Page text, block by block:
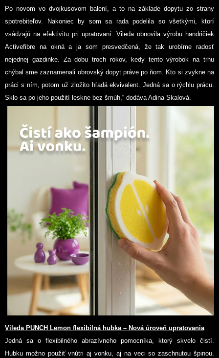
Po novom vo dvojkusovom balení, a to na základe dopytu zo strany
spotrebiteľov. Nakoniec by som sa rada podelila so všetkými, ktorí
vsádzajú na efektivitu pri upratovaní. Vileda obnovila výrobu handričiek
Activefibre na okná a ja som presvedčená, že tak urobíme radosť
nejednej gazdinke. Za dobu troch rokov, kedy tento výrobok na trhu
chýbal sme zaznamenali obrovský dopyt práve po ňom. Kto si zvykne na
práci s ním, potom už zložito hľadá ekvivalent. Jedná sa o rýchlu prácu.
Sklo sa po jeho použití leskne bez šmúh,“ dodáva Adina Skalová.
Vileda PUNCH Lemon flexibilná hubka – Nová úroveň upratovania
Jedná sa o flexibilného abrazívneho pomocníka, ktorý skvelo čistí.
Hubku možno použiť vnútri aj vonku, aj na veci so zaschnutou špinou.